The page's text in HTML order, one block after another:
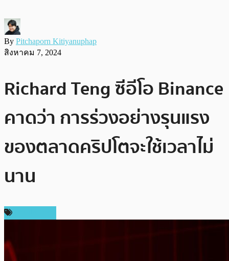
By Pitchaporn Kitiyanuphap
สิงหาคม 7, 2024
Richard Teng ซีอีโอ Binance
คาดว่า การร่วงอย่างรุนแรง
ของตลาดคริปโตจะใช้เวลาไม่
นาน